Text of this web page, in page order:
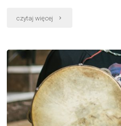
czytaj więcej "Zapraszamy
ludzi